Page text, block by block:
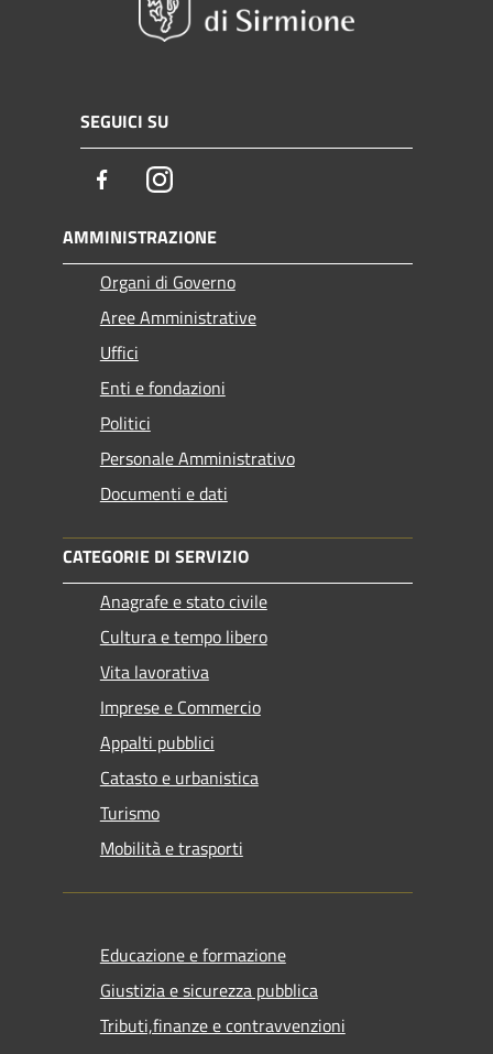
SEGUICI SU
FacebookInstagram
AMMINISTRAZIONE
Organi di Governo
Aree Amministrative
Uffici
Enti e fondazioni
Politici
Personale Amministrativo
Documenti e dati
CATEGORIE DI SERVIZIO
Anagrafe e stato civile
Cultura e tempo libero
Vita lavorativa
Imprese e Commercio
Appalti pubblici
Catasto e urbanistica
Turismo
Mobilità e trasporti
Educazione e formazione
Giustizia e sicurezza pubblica
Tributi,finanze e contravvenzioni